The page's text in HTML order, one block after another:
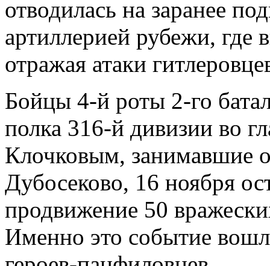
отводилась на заранее
артиллерией рубежи, где
отражая атаки
Бойцы 4-й роты 2-го
полка 316-й дивизии во
Клочковым, занимавшие
Дубосеково, 16 ноября
продвижение 50
Именно это событие